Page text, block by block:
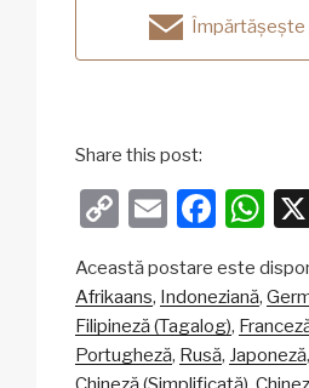
Împărtășește
Share this post:
C
p
y
Li
E
ail
F
c
e
b
W
at
s
A
Această postare este
Afrikaans Indoneziană
Filipineză (Tagalog)
Portugheză Rusă Japoneză